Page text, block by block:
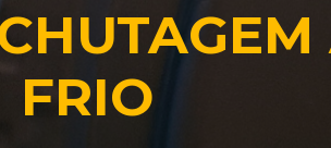
FRIO